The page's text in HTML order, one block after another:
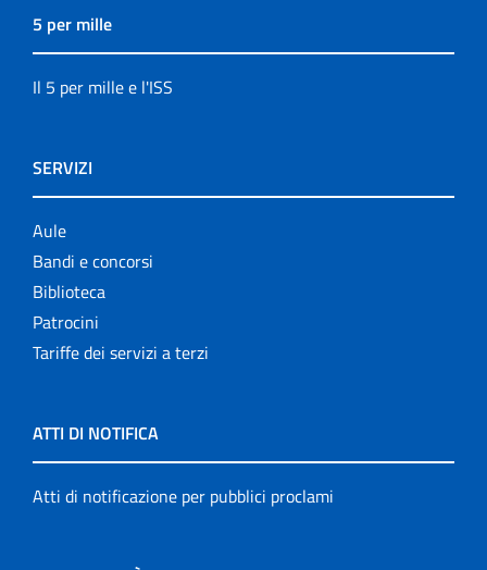
5 per mille
Il 5 per mille e l'ISS
SERVIZI
Aule
Bandi e concorsi
Biblioteca
Patrocini
Tariffe dei servizi a terzi
ATTI DI NOTIFICA
Atti di notificazione per pubblici proclami